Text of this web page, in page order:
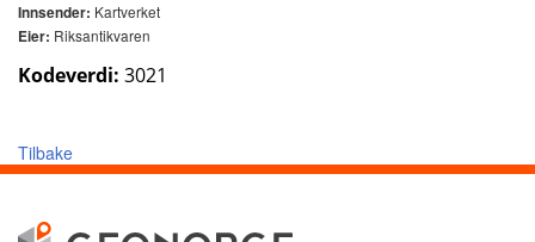
Innsender: Kartverket
Eier: Riksantikvaren
Kodeverdi: 3021
Tilbake